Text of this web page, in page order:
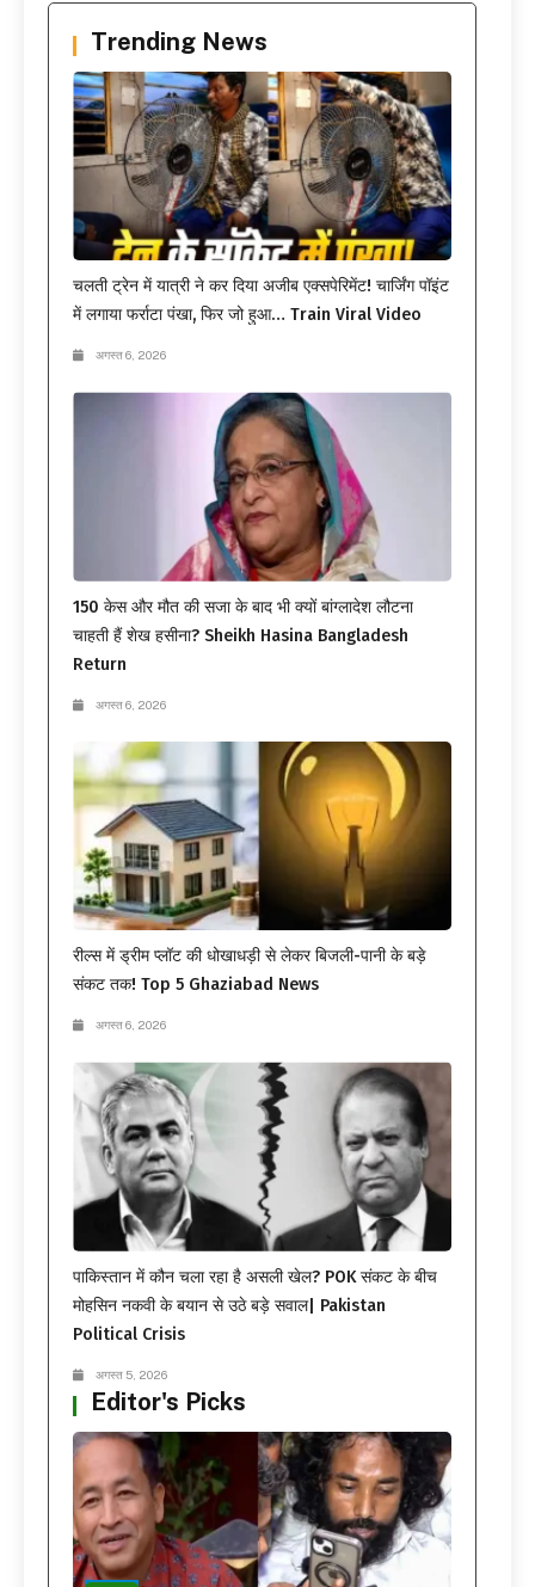
Trending News
चलती ट्रेन में यात्री ने कर दिया अजीब एक्सपेरिमेंट! चार्जिंग पॉइंट
में लगाया फर्राटा पंखा, फिर जो हुआ… Train Viral Video
अगस्त 6, 2026
150 केस और मौत की सजा के बाद भी क्यों बांग्लादेश लौटना
चाहती हैं शेख हसीना? Sheikh Hasina Bangladesh
Return
अगस्त 6, 2026
रील्स में ड्रीम प्लॉट की धोखाधड़ी से लेकर बिजली-पानी के बड़े
संकट तक! Top 5 Ghaziabad News
अगस्त 6, 2026
पाकिस्तान में कौन चला रहा है असली खेल? POK संकट के बीच
मोहसिन नकवी के बयान से उठे बड़े सवाल| Pakistan
Political Crisis
अगस्त 5, 2026
Editor's Picks